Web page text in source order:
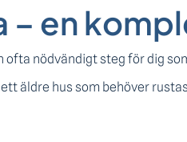
– en
nödvändigt steg för dig
äldre hus som behöver